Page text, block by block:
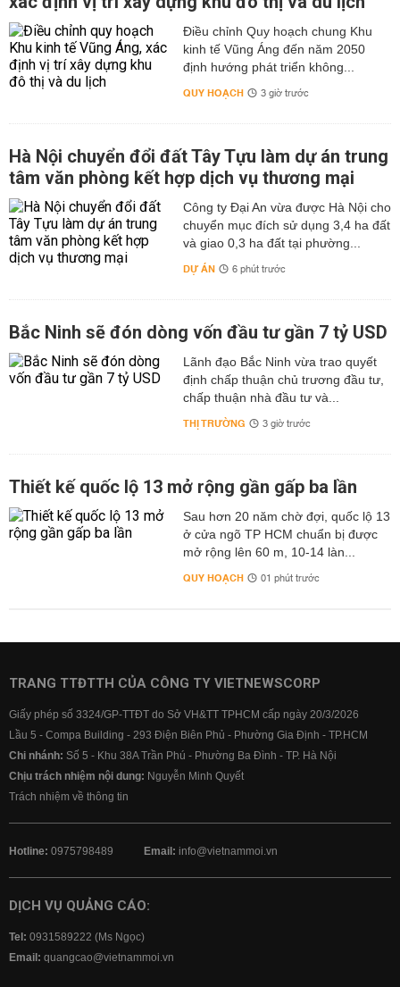
Điều chỉnh Quy hoạch chung Khu
kinh tế Vũng Áng đến năm 2050
định hướng phát triển không...
QUY HOẠCH 3 giờ trước
Hà Nội chuyển đổi đất Tây Tựu làm dự án trung
tâm văn phòng kết hợp dịch vụ thương mại
Công ty Đại An vừa được Hà Nội cho
chuyển mục đích sử dụng 3,4 ha đất
và giao 0,3 ha đất tại phường...
DỰ ÁN 6 phút trước
Bắc Ninh sẽ đón dòng vốn đầu tư gần 7 tỷ USD
Lãnh đạo Bắc Ninh vừa trao quyết
định chấp thuận chủ trương đầu tư,
chấp thuận nhà đầu tư và...
THỊ TRƯỜNG 3 giờ trước
Thiết kế quốc lộ 13 mở rộng gần gấp ba lần
Sau hơn 20 năm chờ đợi, quốc lộ 13
ở cửa ngõ TP HCM chuẩn bị được
mở rộng lên 60 m, 10-14 làn...
QUY HOẠCH 01 phút trước
TRANG TTĐTTH CỦA CÔNG TY VIETNEWSCORP
Giấy phép số 3324/GP-TTĐT do Sở VH&TT TPHCM cấp ngày 20/3/2026
Lầu 5 - Compa Building - 293 Điện Biên Phủ - Phường Gia Định - TP.HCM
Chi nhánh: Số 5 - Khu 38A Trần Phú - Phường Ba Đình - TP. Hà Nội
Chịu trách nhiệm nội dung: Nguyễn Minh Quyết
Trách nhiệm về thông tin
Hotline: 0975798489 Email: info@vietnammoi.vn
DỊCH VỤ QUẢNG CÁO:
Tel: 0931589222 (Ms Ngọc)
Email: quangcao@vietnammoi.vn